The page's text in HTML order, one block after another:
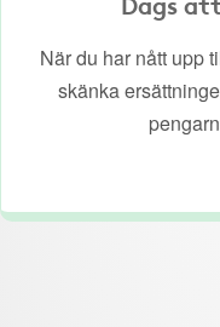
När du har nått upp
skänka